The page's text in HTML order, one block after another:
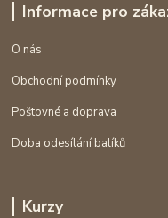
Informace pro
O nás
Obchodní podmínky
Poštovné a doprava
Doba odesílání balíků
Kurzy